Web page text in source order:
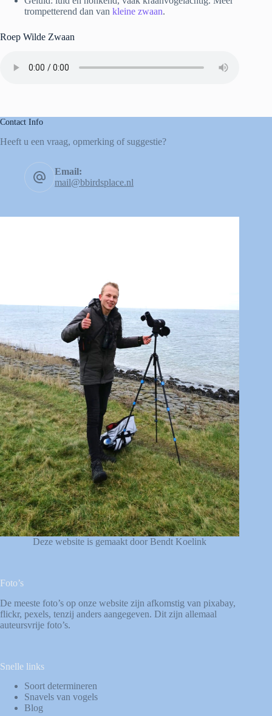
trompetterend dan van kleine zwaan.
Roep Wilde Zwaan
Contact Info
Heeft u een vraag, opmerking of suggestie?
Email:
mail@bbirdsplace.nl
Deze website is gemaakt door Bendt Koelink
Foto’s
De meeste foto’s op onze website zijn afkomstig van pixabay,
flickr, pexels, tenzij anders aangegeven. Dit zijn allemaal
auteursvrije foto’s.
Snelle links
Soort determineren
Snavels van vogels
Blog